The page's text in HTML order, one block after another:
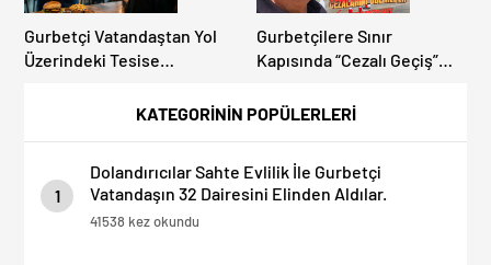
KATEGORİNİN POPÜLERLERİ
1
Dolandırıcılar Sahte Evlilik İle Gurbetçi
Vatandaşın 32 Dairesini Elinden Aldılar.
41538 kez okundu
Gurbetçi Vatandaştan Yol
Üzerindeki Tesise
“Hesabınızı Mutlaka Kontrol
Gurbetçilere Sınır
Kapısında “Cezalı Geçiş”
Dışına Çıkamıyor!